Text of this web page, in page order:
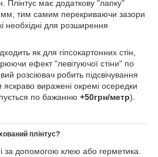
Плінтус має додаткову "лапку"
тим самим перекриваючи зазори
необхідні для розширення
як для гіпсокартонних стін,
ефект "левітуючої стіни" по
розсіювач робить підсвічування
виражені окремі осередки
по бажанню +50грн/метр).
плінтус?
за допомогою клею або герметика.